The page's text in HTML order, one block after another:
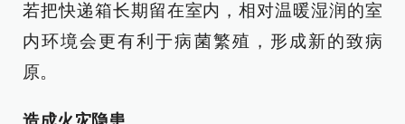
若把快递箱长期留在室内，相对温暖湿润的室
内环境会更有利于病菌繁殖，形成新的致病
原。